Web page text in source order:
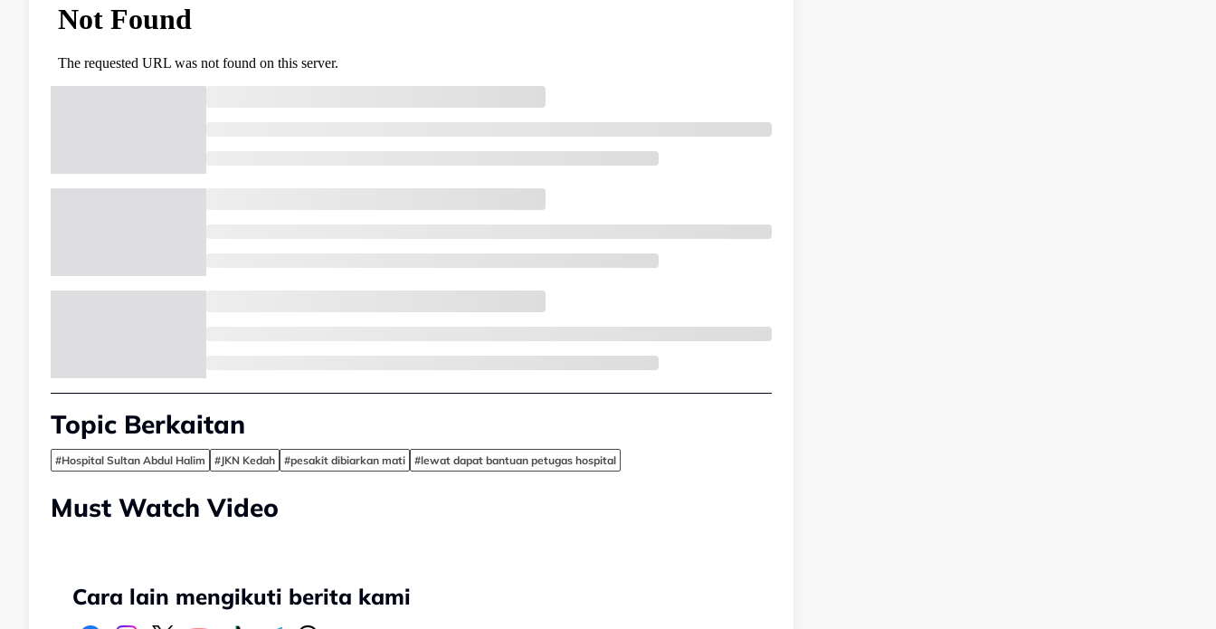
Topic Berkaitan
#Hospital Sultan Abdul Halim #JKN Kedah #pesakit dibiarkan mati #lewat dapat bantuan petugas hospital
Must Watch Video
Cara lain mengikuti berita kami